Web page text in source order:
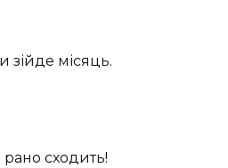
зійде місяць.
сходить!